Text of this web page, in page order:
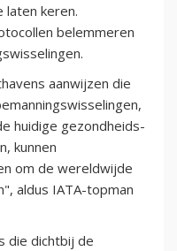
laten keren.
belemmeren
aanwijzen die
huidige gezondheids-
kunnen
om de wereldwijde
aldus IATA-topman
die dichtbij de